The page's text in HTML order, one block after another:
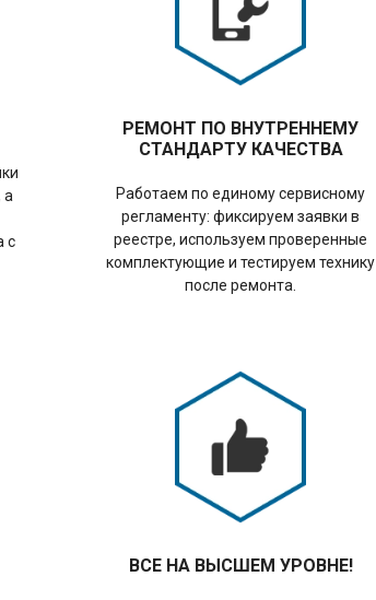
а
с
РЕМОНТ ПО ВНУТРЕННЕМУ
СТАНДАРТУ КАЧЕСТВА
Работаем по единому сервисному
регламенту: фиксируем заявки в
реестре, используем проверенные
комплектующие и тестируем технику
после ремонта.
ВСЕ НА ВЫСШЕМ УРОВНЕ!